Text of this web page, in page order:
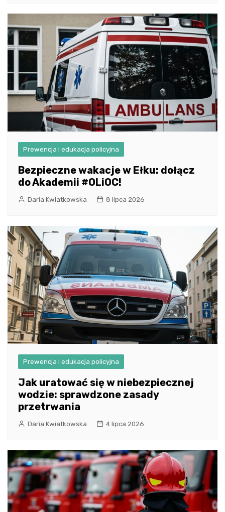
Prewencja i edukacja policyjna
Bezpieczne wakacje w Ełku: dołącz
do Akademii #OLiOC!
Daria Kwiatkowska 8 lipca 2026
Prewencja i edukacja policyjna
Jak uratować się w niebezpiecznej
wodzie: sprawdzone zasady
przetrwania
Daria Kwiatkowska 4 lipca 2026